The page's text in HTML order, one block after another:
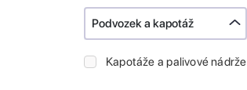
Podvozek a kapotáž
Kapotáže a palivové nádrže